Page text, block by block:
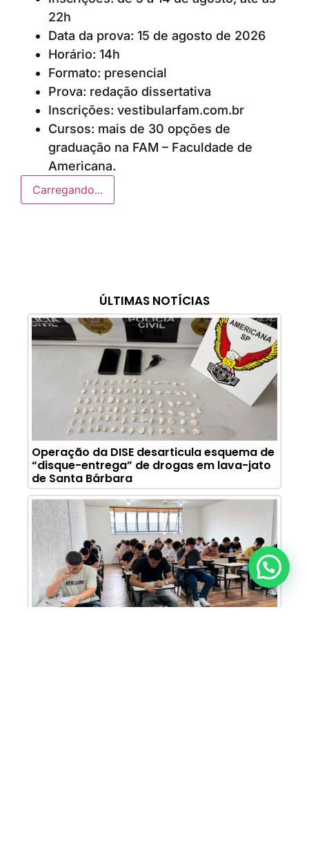
ÚLTIMAS NOTÍCIAS
Operação da DISE desarticula esquema de
“disque-entrega” de drogas em lava-jato
de Santa Bárbara
22h
Data da prova: 15 de agosto de 2026
Horário: 14h
Formato: presencial
Prova: redação dissertativa
Inscrições: vestibularfam.com.br
Cursos: mais de 30 opções de
graduação na FAM – Faculdade de
Americana.
Carregando...
Anunciar ou recomendar matéria